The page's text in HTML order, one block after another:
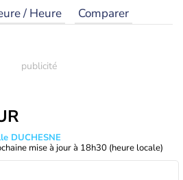
/ Heure Comparer
DUCHESNE
mise à jour à 18h30 (heure locale)